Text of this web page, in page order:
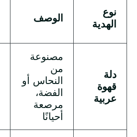
نوع
الهدية
الوصف
دلة
قهوة
عربية
مصنوعة
من
النحاس أو
الفضة،
مرصعة
أحيانًا